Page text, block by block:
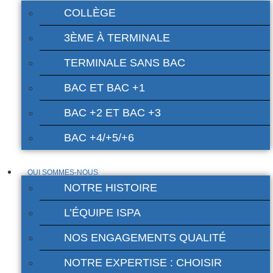
COLLÈGE
3ÈME À TERMINALE
TERMINALE SANS BAC
BAC ET BAC +1
BAC +2 ET BAC +3
BAC +4/+5/+6
QUI SOMMES-NOUS
NOTRE HISTOIRE
L’ÉQUIPE ISPA
NOS ENGAGEMENTS QUALITÉ
NOTRE EXPERTISE : CHOISIR